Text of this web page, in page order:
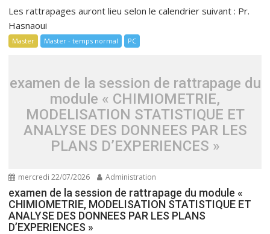
Les rattrapages auront lieu selon le calendrier suivant : Pr.
Hasnaoui
Master Master - temps normal PC
examen de la session de rattrapage du
module « CHIMIOMETRIE,
MODELISATION STATISTIQUE ET
ANALYSE DES DONNEES PAR LES
PLANS D’EXPERIENCES »
mercredi 22/07/2026 Administration
examen de la session de rattrapage du module «
CHIMIOMETRIE, MODELISATION STATISTIQUE ET
ANALYSE DES DONNEES PAR LES PLANS
D’EXPERIENCES »